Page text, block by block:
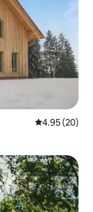
レビュー20
4.95 (20)